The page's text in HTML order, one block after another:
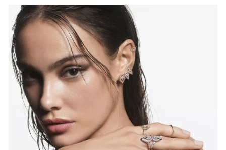
Fiery Diamond Pave Wedding Ring
СМОТРЕТЬ СЕЙЧАС